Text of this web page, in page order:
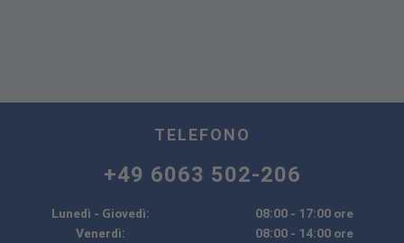
TELEFONO
+49 6063 502-206
Lunedì - Giovedì:
08:00 - 17:00 ore
Venerdì:
08:00 - 14:00 ore